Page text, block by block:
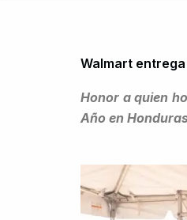
Walmart
Honor a quien
Año en